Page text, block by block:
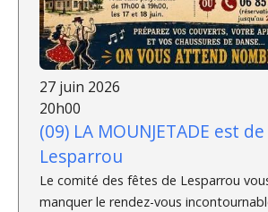
27 juin 2026
20h00
(09) LA MOUNJETADE est
Lesparrou
Le comité des fêtes de Lesparrou
manquer le rendez-vous